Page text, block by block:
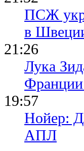
ПСЖ
в
21:26
Лука
Франции
19:57
Нойер:
АПЛ